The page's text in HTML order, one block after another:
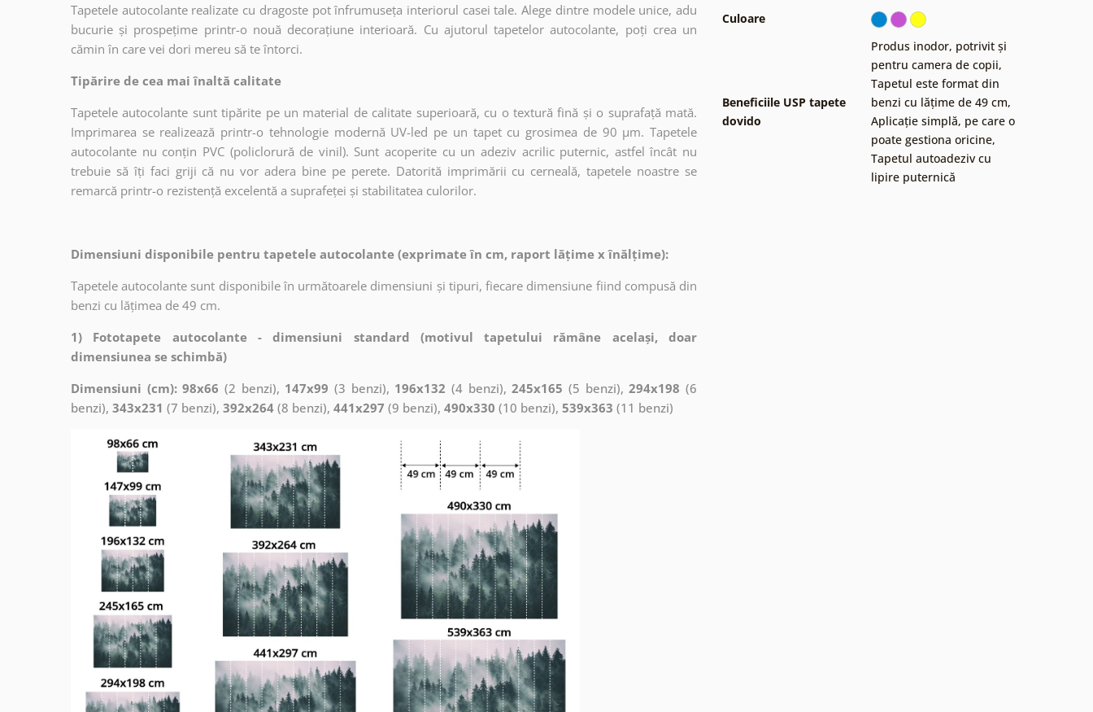
Tapetele autocolante realizate cu dragoste pot înfrumuseța interiorul casei tale. Alege dintre modele unice, adu
bucurie și prospețime printr-o nouă decorațiune interioară. Cu ajutorul tapetelor autocolante, poți crea un
cămin în care vei dori mereu să te întorci.
Tipărire de cea mai înaltă calitate
Tapetele autocolante sunt tipărite pe un material de calitate superioară, cu o textură fină și o suprafață mată.
Imprimarea se realizează printr-o tehnologie modernă UV-led pe un tapet cu grosimea de 90 µm. Tapetele
autocolante nu conțin PVC (policlorură de vinil). Sunt acoperite cu un adeziv acrilic puternic, astfel încât nu
trebuie să îți faci griji că nu vor adera bine pe perete. Datorită imprimării cu cerneală, tapetele noastre se
remarcă printr-o rezistență excelentă a suprafeței și stabilitatea culorilor.
Dimensiuni disponibile pentru tapetele autocolante (exprimate în cm, raport lățime x înălțime):
Tapetele autocolante sunt disponibile în următoarele dimensiuni și tipuri, fiecare dimensiune fiind compusă din
benzi cu lățimea de 49 cm.
1) Fototapete autocolante - dimensiuni standard (motivul tapetului rămâne același, doar
dimensiunea se schimbă)
Dimensiuni (cm): 98x66 (2 benzi), 147x99 (3 benzi), 196x132 (4 benzi),245x165 (5 benzi),294x198 (6
benzi), 343x231 (7 benzi), 392x264 (8 benzi), 441x297 (9 benzi), 490x330 (10 benzi), 539x363 (11 benzi)
Culoare
Beneficiile USP tapete
dovido
Produs inodor, potrivit și
pentru camera de copii,
Tapetul este format din
benzi cu lățime de 49 cm,
Aplicație simplă, pe care o
poate gestiona oricine,
Tapetul autoadeziv cu
lipire puternică